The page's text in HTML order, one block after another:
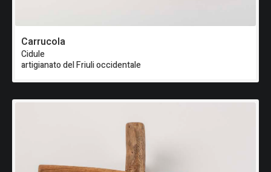
Carrucola
Cidule
artigianato del Friuli occidentale